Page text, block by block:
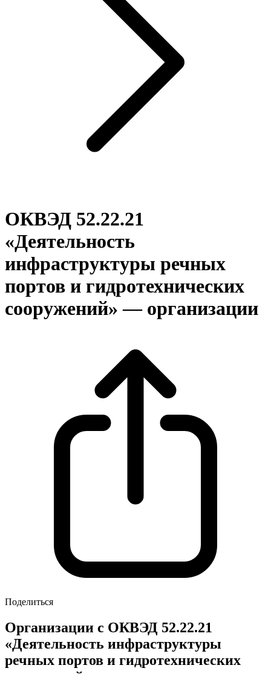
ОКВЭД 52.22.21
«Деятельность
инфраструктуры речных
портов и гидротехнических
сооружений» — организации
Поделиться
Организации с ОКВЭД 52.22.21
«Деятельность инфраструктуры
речных портов и гидротехнических